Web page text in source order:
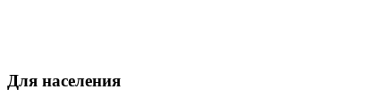
Для населения